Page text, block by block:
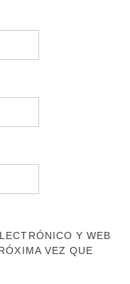
Y WEB
VEZ QUE